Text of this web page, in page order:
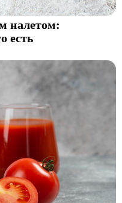
налетом:
есть